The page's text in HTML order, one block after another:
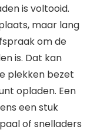
is voltooid.
maar lang
om de
is. Dat kan
plekken bezet
opladen. Een
een stuk
of snelladers